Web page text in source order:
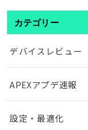
カテゴリー
デバイスレビュー
APEXアプデ速報
設定・最適化